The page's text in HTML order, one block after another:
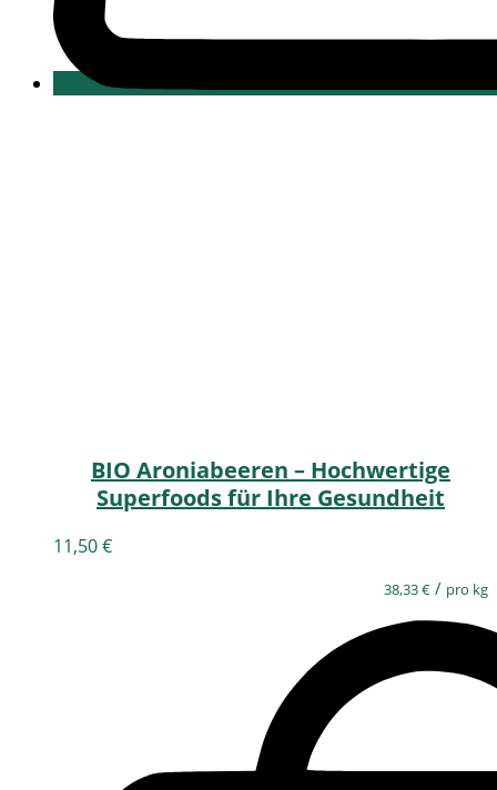
BIO Aroniabeeren – Hochwertige
Superfoods für Ihre Gesundheit
11,50€
38,33€ / pro kg